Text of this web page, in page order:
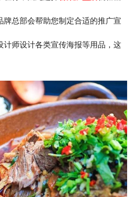
牌总部会帮助您制定合适的推广宣
计师设计各类宣传海报等用品，这